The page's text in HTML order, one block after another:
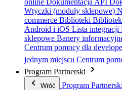
online Dokumentacja API
Wtyczki (moduły sklepowe)
commerce Biblioteki
Android i iOS Lista integracji
sklepowe Banery
Centrum pomocy dla
jednym miejscu Centrum
Program Partnerski
Wróć Program Partnerski